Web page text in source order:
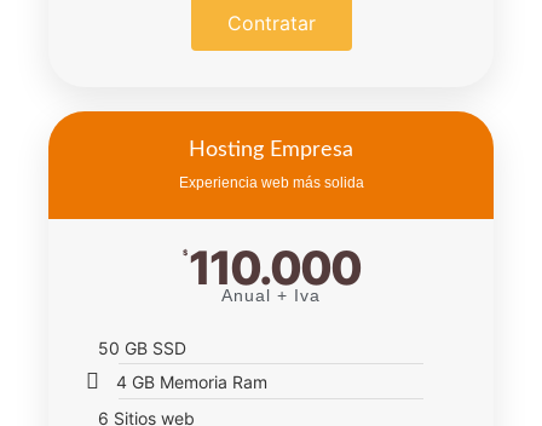
Contratar
Hosting Empresa
Experiencia web más solida
$ 110.000
Anual + Iva
50 GB SSD
4 GB Memoria Ram
6 Sitios web